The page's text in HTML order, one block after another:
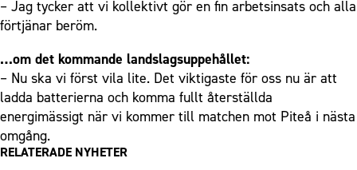
– Jag tycker att vi kollektivt gör en fin arbetsinsats och alla
förtjänar beröm.
…om det kommande landslagsuppehållet:
– Nu ska vi först vila lite. Det viktigaste för oss nu är att
ladda batterierna och komma fullt återställda
energimässigt när vi kommer till matchen mot Piteå i nästa
omgång.
RELATERADE NYHETER